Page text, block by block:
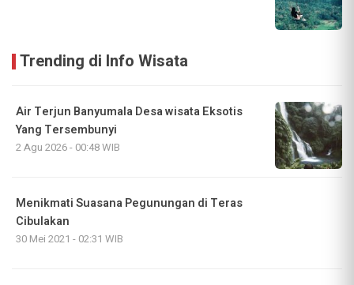
Trending di Info Wisata
Air Terjun Banyumala Desa wisata Eksotis
Yang Tersembunyi
2 Agu 2026 - 00:48 WIB
Menikmati Suasana Pegunungan di Teras
Cibulakan
30 Mei 2021 - 02:31 WIB